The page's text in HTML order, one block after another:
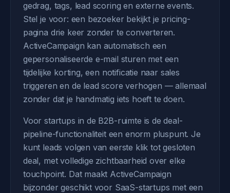
gedrag, tags, lead scoring en externe events.
Stel je voor: een bezoeker bekijkt je pricing-
pagina drie keer zonder te converteren.
ActiveCampaign kan automatisch een
gepersonaliseerde e-mail sturen met een
tijdelijke korting, een notificatie naar sales
triggeren en de lead score verhogen — allemaal
zonder dat je handmatig iets hoeft te doen.
Voor startups in de B2B-ruimte is de deal-
pipeline-functionaliteit een enorm pluspunt. Je
kunt leads volgen van eerste klik tot gesloten
deal, met volledige zichtbaarheid over elke
touchpoint. Dat maakt ActiveCampaign
bijzonder geschikt voor SaaS-startups met een